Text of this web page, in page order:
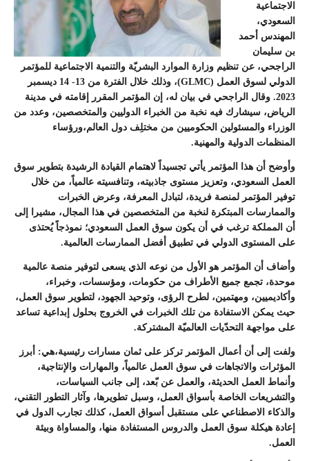
الاجتماعية
السعودي،
المهندس أحمد
بن سليمان
الراجحي، عن تنظيم وزارة الموارد البشريّة والتنمية الاجتماعية للمؤتمر
الدولي لسوق العمل (GLMC)، وذلك خلال الفترة من 13- 14 ديسمبر
2023. وقال الراجحي في بيان له، إن المؤتمر المقرر إقامته في مدينة
الرياض، سيشارك فيه نخبة من الخبراء الدوليين والمتخصصين، وعدد من
الوزراء والمسئولين الحكوميين من مختلِف دول العالم،ورؤساء
المنظمات الدولية والمهنية.
وأوضح أن هذا المؤتمر يأتي تجسيداً لاهتمام القيادة الرشيدة بتطوير سوق
العمل السعودي، وتعزيز مستوى جاذبيته، وتنافسيته عالمياً، من خلال
توفير المؤتمر لمنصة فريدة، لتبادل المعرفة، وعرض الخبرات
والممارسات المبتكرة لنخبة من المتخصصين في هذا المجال، مشيرا إلى
أن المملكة ترغب في أن يكون سوق العمل السعودي؛ نموذجاً يُحتذى
على المستوى الدولي في تطبيق أفضل الممارسات العالمية.
وأضاف أن المؤتمر هو الأول من نوعه الذي يسعى لتوفير منصة عالمية
موحدة، تجمع جميع الأطراف من حكومات، ومؤسسات، وخبراء،
وأكاديميين، ومهتمين، لطرح الرؤى، وتوحيد الجهود، لتطوير سوق العمل،
حيث يمكن الاستفادة من تلك الخبرات في الخروج بحلول إبداعية تساعد
على مواجهة التحدّيات العالميّة المشتركة.
ولفت إلى أن أعمال المؤتمر تركز على ثمان مسارات رئيسية،هي: أبرز
المؤثرات والاتجاهات في سوق العمل عالمياً، والمهارات والإنتاجية،
وأنماط العمل الحديثة، والعمل عن بّعد، إلى جانب السياسات،
والتشريعات الخاصة بأسواق العمل، وسبل تطويرها، وآثار التطور التقني،
والذكاء الاصطناعي على مستقبل أسواق العمل، كذلك تجارب الدول في
إعادة هيكلة سوق العمل والدروس المستفادة منها، والمساواة وبيئة
العمل.